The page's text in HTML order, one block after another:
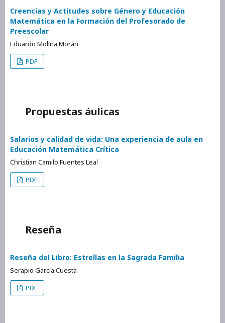
Creencias y Actitudes sobre Género y Educación
Matemática en la Formación del Profesorado de
Preescolar
Eduardo Molina Morán
PDF
Propuestas áulicas
Salarios y calidad de vida: Una experiencia de aula en
Educación Matemática Crítica
Christian Camilo Fuentes Leal
PDF
Reseña
Reseña del Libro: Estrellas en la Sagrada Familia
Serapio García Cuesta
PDF